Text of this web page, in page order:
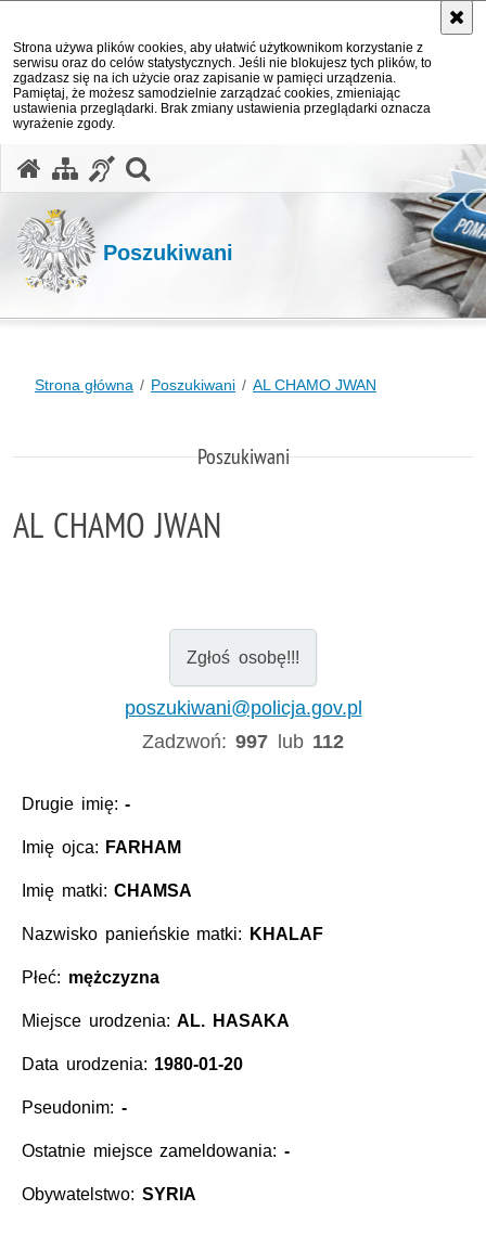
Strona używa plików cookies, aby ułatwić użytkownikom korzystanie z
serwisu oraz do celów statystycznych. Jeśli nie blokujesz tych plików, to
zgadzasz się na ich użycie oraz zapisanie w pamięci urządzenia.
Pamiętaj, że możesz samodzielnie zarządzać cookies, zmieniając
ustawienia przeglądarki. Brak zmiany ustawienia przeglądarki oznacza
wyrażenie zgody.
Poszukiwani
Strona główna Poszukiwani AL CHAMO JWAN
Poszukiwani
AL CHAMO JWAN
Zgłoś osobę!!!
poszukiwani@policja.gov.pl
Zadzwoń:997 lub 112
Drugie imię:-
Imię ojca: FARHAM
Imię matki:CHAMSA
Nazwisko panieńskie matki: KHALAF
Płeć: mężczyzna
Miejsce urodzenia:AL. HASAKA
Data urodzenia: 1980-01-20
Pseudonim: -
Ostatnie miejsce zameldowania: -
Obywatelstwo: SYRIA